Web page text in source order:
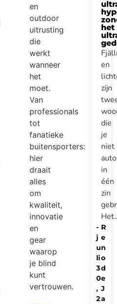
en
outdoor
uitrusting
die
werkt
wanneer
het
moet.
Van
professionals
tot
fanatieke
buitensporters:
hier
draait
alles
om
kwaliteit,
innovatie
en
gear
waarop
je blind
kunt
vertrouwen.
het
en
zijn
die
je
niet
in
één
zin
R
e
n
o
d
e
J
a
-
j
u
li
3
0
,
2